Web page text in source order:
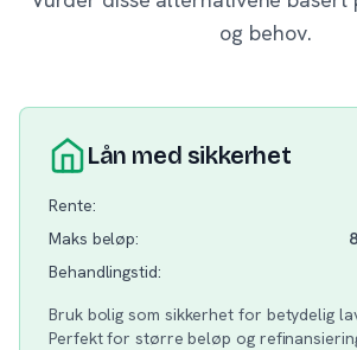
og behov.
Lån med sikkerhet
Rente:
Maks beløp:
Behandlingstid:
Bruk bolig som sikkerhet for betydelig
Perfekt for større beløp og